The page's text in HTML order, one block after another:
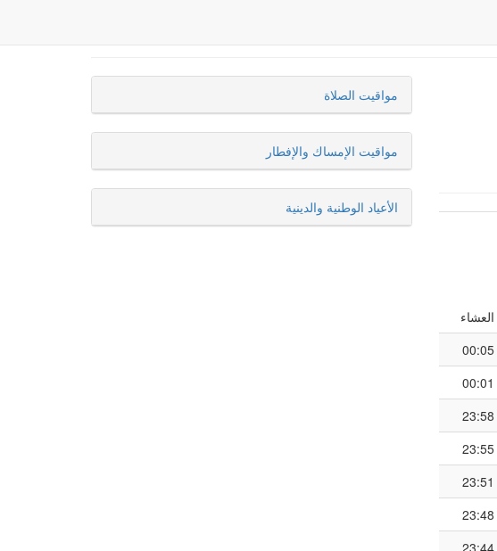
العشاء
00:05
00:01
23:58
23:55
23:51
23:48
مواقيت الصلاة
مواقيت الإمساك والإفطار
الأعياد الوطنية والدينية